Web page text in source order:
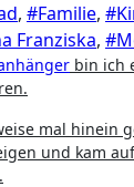
, #Familie,
Franziska,
bin ich
mal hinein
und kam